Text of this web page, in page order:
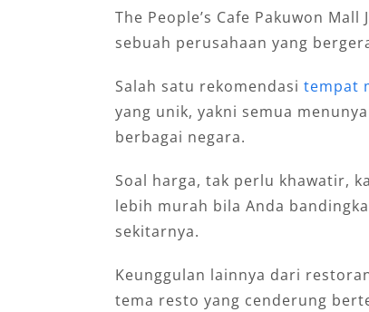
The People’s Cafe Pakuwon
sebuah perusahaan yang
Salah satu rekomendasi tempat
yang unik, yakni semua
berbagai negara.
Soal harga, tak perlu khawatir,
lebih murah bila Anda
sekitarnya.
Keunggulan lainnya dari
tema resto yang cenderung